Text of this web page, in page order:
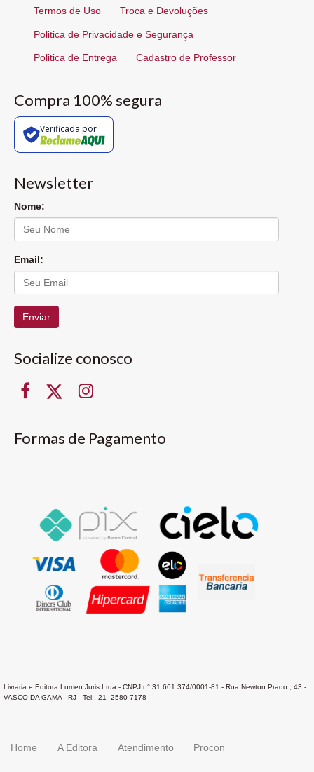
Termos de Uso Troca e Devoluções
Politica de Privacidade e Segurança
Politica de Entrega Cadastro de Professor
Compra 100% segura
Verificada por
Newsletter
Nome:
Email:
Enviar
Socialize conosco
Formas de Pagamento
Livraria e Editora Lumen Juris Ltda - CNPJ n° 31.661.374/0001-81 - Rua Newton Prado , 43 -
VASCO DA GAMA - RJ - Tel:. 21- 2580-7178
Home A Editora Atendimento Procon